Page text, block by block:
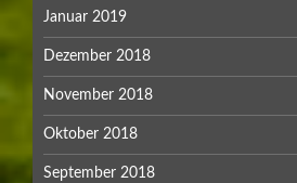
Januar 2019
Dezember 2018
November 2018
Oktober 2018
September 2018